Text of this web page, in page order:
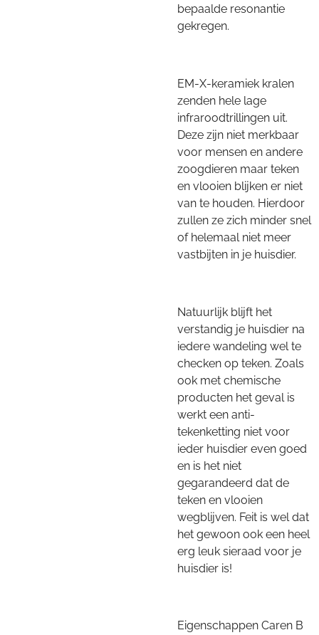
bepaalde resonantie
gekregen.
EM-X-keramiek kralen
zenden hele lage
infraroodtrillingen uit.
Deze zijn niet merkbaar
voor mensen en andere
zoogdieren maar teken
en vlooien blijken er niet
van te houden. Hierdoor
zullen ze zich minder snel
of helemaal niet meer
vastbijten in je huisdier.
Natuurlijk blijft het
verstandig je huisdier na
iedere wandeling wel te
checken op teken. Zoals
ook met chemische
producten het geval is
werkt een anti-
tekenketting niet voor
ieder huisdier even goed
en is het niet
gegarandeerd dat de
teken en vlooien
wegblijven. Feit is wel dat
het gewoon ook een heel
erg leuk sieraad voor je
huisdier is!
Eigenschappen Caren B